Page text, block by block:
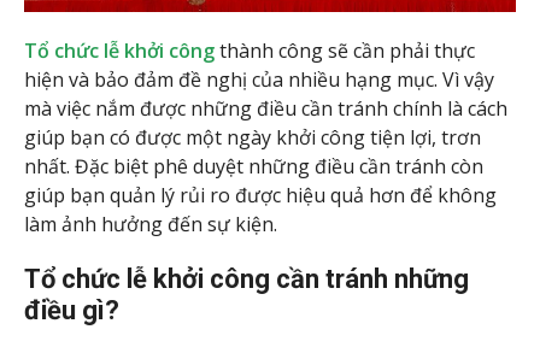
Tổ chức lễ khởi côngthành công sẽ cần phải thực
hiện và bảo đảm đề nghị của nhiều hạng mục. Vì vậy
mà việc nắm được những điều cần tránh chính là cách
giúp bạn có được một ngày khởi công tiện lợi, trơn
nhất. Đặc biệt phê duyệt những điều cần tránh còn
giúp bạn quản lý rủi ro được hiệu quả hơn để không
làm ảnh hưởng đến sự kiện.
Tổ chức lễ khởi công cần tránh những
điều gì?